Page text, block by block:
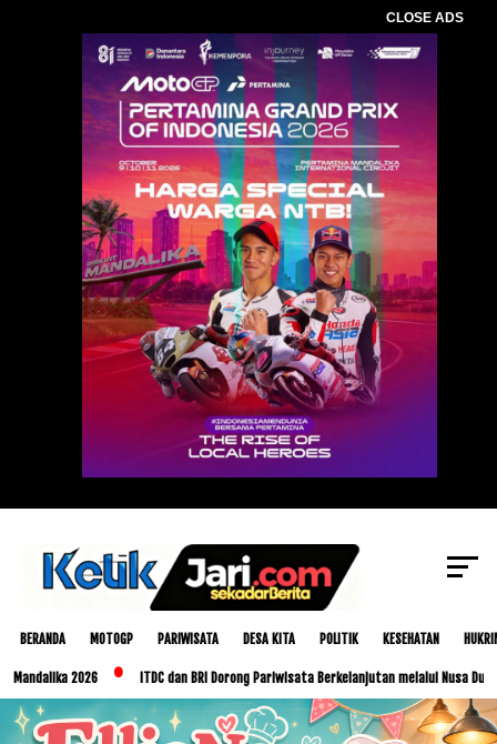
CLOSE ADS
BERANDA MOTOGP PARIWISATA DESA KITA POLITIK KESEHATAN
2026 ITDC dan BRI Dorong Pariwisata Berkelanjutan melalui Nusa Dua Eco